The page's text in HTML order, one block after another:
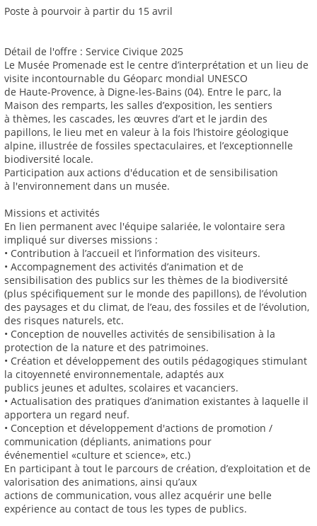
Poste à pourvoir à partir du 15 avril
Détail de l'offre : Service Civique 2025
Le Musée Promenade est le centre d’interprétation et un lieu de
visite incontournable du Géoparc mondial UNESCO
de Haute-Provence, à Digne-les-Bains (04). Entre le parc, la
Maison des remparts, les salles d’exposition, les sentiers
à thèmes, les cascades, les œuvres d’art et le jardin des
papillons, le lieu met en valeur à la fois l’histoire géologique
alpine, illustrée de fossiles spectaculaires, et l’exceptionnelle
biodiversité locale.
Participation aux actions d'éducation et de sensibilisation
à l'environnement dans un musée.
Missions et activités
En lien permanent avec l'équipe salariée, le volontaire sera
impliqué sur diverses missions :
• Contribution à l’accueil et l’information des visiteurs.
• Accompagnement des activités d’animation et de
sensibilisation des publics sur les thèmes de la biodiversité
(plus spécifiquement sur le monde des papillons), de l’évolution
des paysages et du climat, de l’eau, des fossiles et de l’évolution,
des risques naturels, etc.
• Conception de nouvelles activités de sensibilisation à la
protection de la nature et des patrimoines.
• Création et développement des outils pédagogiques stimulant
la citoyenneté environnementale, adaptés aux
publics jeunes et adultes, scolaires et vacanciers.
• Actualisation des pratiques d’animation existantes à laquelle il
apportera un regard neuf.
• Conception et développement d'actions de promotion /
communication (dépliants, animations pour
événementiel «culture et science», etc.)
En participant à tout le parcours de création, d’exploitation et de
valorisation des animations, ainsi qu’aux
actions de communication, vous allez acquérir une belle
expérience au contact de tous les types de publics.